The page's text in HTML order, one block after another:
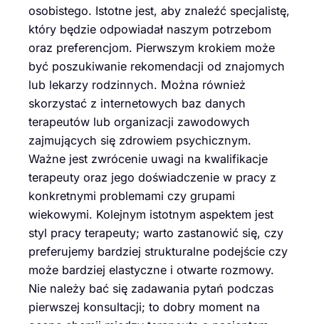
osobistego. Istotne jest, aby znaleźć specjalistę,
który będzie odpowiadał naszym potrzebom
oraz preferencjom. Pierwszym krokiem może
być poszukiwanie rekomendacji od znajomych
lub lekarzy rodzinnych. Można również
skorzystać z internetowych baz danych
terapeutów lub organizacji zawodowych
zajmujących się zdrowiem psychicznym.
Ważne jest zwrócenie uwagi na kwalifikacje
terapeuty oraz jego doświadczenie w pracy z
konkretnymi problemami czy grupami
wiekowymi. Kolejnym istotnym aspektem jest
styl pracy terapeuty; warto zastanowić się, czy
preferujemy bardziej strukturalne podejście czy
może bardziej elastyczne i otwarte rozmowy.
Nie należy bać się zadawania pytań podczas
pierwszej konsultacji; to dobry moment na